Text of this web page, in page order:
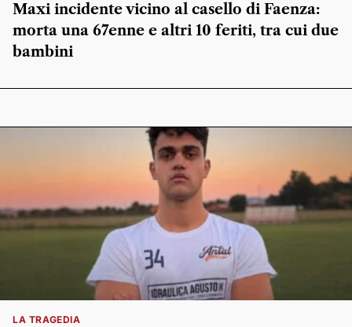
Maxi incidente vicino al casello di Faenza:
morta una 67enne e altri 10 feriti, tra cui due
bambini
LA TRAGEDIA